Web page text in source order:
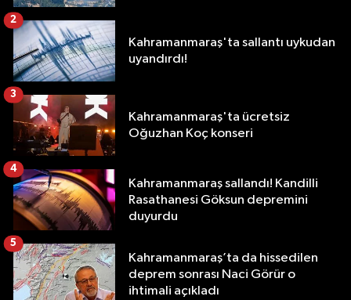
Kahramanmaraş'ta sallantı uykudan
uyandırdı!
2
Kahramanmaraş'ta ücretsiz
Oğuzhan Koç konseri
3
Kahramanmaraş sallandı! Kandilli
Rasathanesi Göksun depremini
duyurdu
4
Kahramanmaraş’ta da hissedilen
deprem sonrası Naci Görür o
ihtimali açıkladı
5